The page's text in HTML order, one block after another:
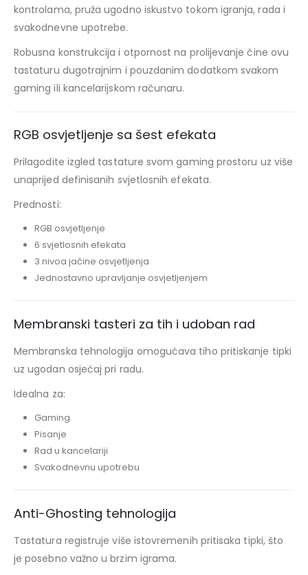
kontrolama, pruža ugodno iskustvo tokom igranja, rada i
svakodnevne upotrebe.
Robusna konstrukcija i otpornost na prolijevanje čine ovu
tastaturu dugotrajnim i pouzdanim dodatkom svakom
gaming ili kancelarijskom računaru.
RGB osvjetljenje sa šest efekata
Prilagodite izgled tastature svom gaming prostoru uz više
unaprijed definisanih svjetlosnih efekata.
Prednosti:
RGB osvjetljenje
6 svjetlosnih efekata
3 nivoa jačine osvjetljenja
Jednostavno upravljanje osvjetljenjem
Membranski tasteri za tih i udoban rad
Membranska tehnologija omogućava tiho pritiskanje tipki
uz ugodan osjećaj pri radu.
Idealna za:
Gaming
Pisanje
Rad u kancelariji
Svakodnevnu upotrebu
Anti-Ghosting tehnologija
Tastatura registruje više istovremenih pritisaka tipki, što
je posebno važno u brzim igrama.